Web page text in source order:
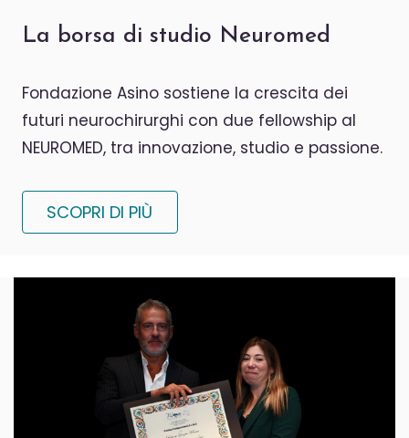
La borsa di studio Neuromed
Fondazione Asino sostiene la crescita dei
futuri neurochirurghi con due fellowship al
NEUROMED, tra innovazione, studio e passione.
SCOPRI DI PIÙ